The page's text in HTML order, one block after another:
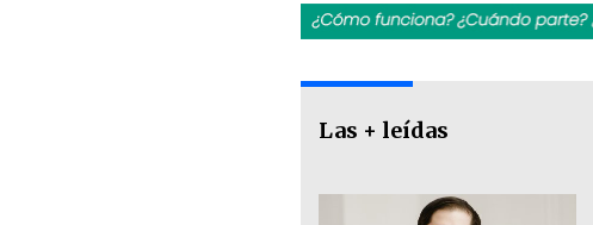
Las + leídas